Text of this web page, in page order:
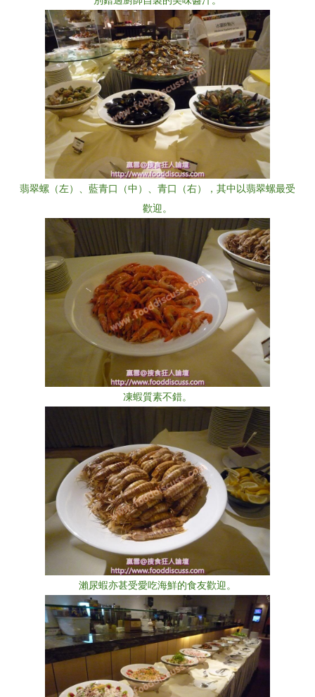
翡翠螺（左）、藍青口（中）、青口（右），其中以翡翠螺最受
歡迎。
凍蝦質素不錯。
瀨尿蝦亦甚受愛吃海鮮的食友歡迎。